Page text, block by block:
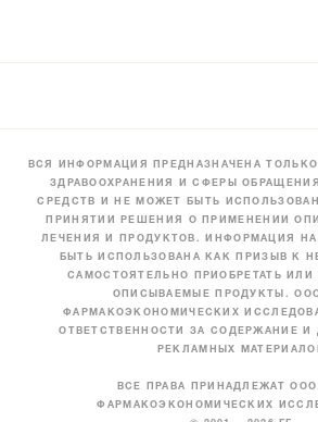
ВСЯ ИНФОРМАЦИЯ ПРЕДНАЗНАЧЕНА
ЗДРАВООХРАНЕНИЯ И СФЕРЫ
СРЕДСТВ И НЕ МОЖЕТ БЫТЬ
ПРИНЯТИИ РЕШЕНИЯ О ПРИМЕНЕНИИ
ЛЕЧЕНИЯ И ПРОДУКТОВ. ИНФОРМАЦИЯ
БЫТЬ ИСПОЛЬЗОВАНА КАК ПРИЗЫВ К
САМОСТОЯТЕЛЬНО ПРИОБРЕТАТЬ ИЛИ
ОПИСЫВАЕМЫЕ ПРОДУКТЫ.
ФАРМАКОЭКОНОМИЧЕСКИХ
ОТВЕТСТВЕННОСТИ ЗА СОДЕРЖАНИЕ И
РЕКЛАМНЫХ
ВСЕ ПРАВА ПРИНАДЛЕЖАТ ООО
ФАРМАКОЭКОНОМИЧЕСКИХ